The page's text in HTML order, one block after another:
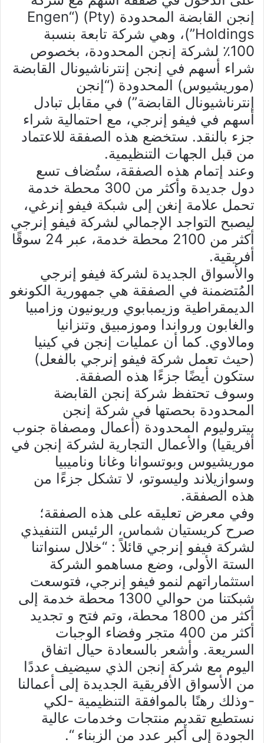
إنجن القابضة المحدودة (Pty) (“Engen
Holdings”)، وهي شركة تابعة بنسبة
100٪ لشركة إنجن المحدودة، بخصوص
شراء أسهم في إنجن إنترناشيونال القابضة
(موريشيوس) المحدودة (“إنجن
إنترناشيونال القابضة”) في مقابل تبادل
أسهم في فيفو إنرجي، مع احتمالية شراء
جزء بالنقد. ستخضع هذه الصفقة للاعتماد
من قبل الجهات التنظيمية.
وعند إتمام هذه الصفقة، ستُضاف تسع
دول جديدة وأكثر من 300 محطة خدمة
تحمل علامة إنغن إلى شبكة فيفو إنرغي،
ليصبح التواجد الإجمالي لشركة فيفو إنرجي
أكثر من 2100 محطة خدمة، عبر 24 سوقًا
أفريقية.
والأسواق الجديدة لشركة فيفو إنرجي
المُتضمنة في الصفقة هي جمهورية الكونغو
الديمقراطية وزيمبابوي وريونيون وزامبيا
والغابون ورواندا وموزمبيق وتنزانيا
ومالاوي. كما أن عمليات إنجن في كينيا
(حيث تعمل شركة فيفو إنرجي بالفعل)
ستكون أيضًا جزءًا هذه الصفقة.
وسوف تحتفظ شركة إنجن القابضة
المحدودة بحصتها في شركة إنجن
بيتروليوم المحدودة (أعمال ومصفاة جنوب
أفريقيا) والأعمال التجارية لشركة إنجن في
موريشيوس وبوتسوانا وغانا وناميبيا
وسوازيلاند وليسوتو، لا تشكل جزءًا من
هذه الصفقة.
وفي معرض تعليقه على هذه الصفقة؛
صرح كريستيان شماس، الرئيس التنفيذي
لشركة فيفو إنرجي قائلاً : “خلال سنواتنا
الستة الأولى، وضع مساهمو الشركة
استثماراتهم لنمو فيفو إنرجي، فتوسعت
شبكتنا من حوالي 1300 محطة خدمة إلى
أكثر من 1800 محطة، وتم فتح و تجديد
أكثر من 400 متجر وفضاء الوجبات
السريعة. وأشعر بالسعادة حيال اتفاق
اليوم مع شركة إنجن الذي سيضيف عددًا
من الأسواق الأفريقية الجديدة إلى أعمالنا
-وذلك رهنًا بالموافقة التنظيمية -لكي
نستطيع تقديم منتجات وخدمات عالية
الجودة إلى أكبر عدد من الزبناء “.